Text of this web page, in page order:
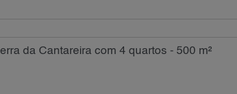
da Cantareira com 4 quartos - 500 m²